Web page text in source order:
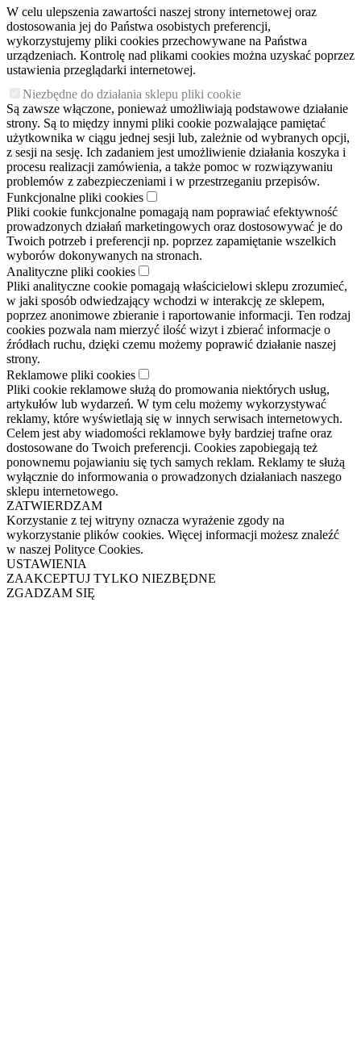
W celu ulepszenia zawartości naszej strony internetowej oraz
dostosowania jej do Państwa osobistych preferencji,
wykorzystujemy pliki cookies przechowywane na Państwa
urządzeniach. Kontrolę nad plikami cookies można uzyskać poprzez
ustawienia przeglądarki internetowej.
Niezbędne do działania sklepu pliki cookie
Są zawsze włączone, ponieważ umożliwiają podstawowe działanie
strony. Są to między innymi pliki cookie pozwalające pamiętać
użytkownika w ciągu jednej sesji lub, zależnie od wybranych opcji,
z sesji na sesję. Ich zadaniem jest umożliwienie działania koszyka i
procesu realizacji zamówienia, a także pomoc w rozwiązywaniu
problemów z zabezpieczeniami i w przestrzeganiu przepisów.
Funkcjonalne pliki cookies
Pliki cookie funkcjonalne pomagają nam poprawiać efektywność
prowadzonych działań marketingowych oraz dostosowywać je do
Twoich potrzeb i preferencji np. poprzez zapamiętanie wszelkich
wyborów dokonywanych na stronach.
Analityczne pliki cookies
Pliki analityczne cookie pomagają właścicielowi sklepu zrozumieć,
w jaki sposób odwiedzający wchodzi w interakcję ze sklepem,
poprzez anonimowe zbieranie i raportowanie informacji. Ten rodzaj
cookies pozwala nam mierzyć ilość wizyt i zbierać informacje o
źródłach ruchu, dzięki czemu możemy poprawić działanie naszej
strony.
Reklamowe pliki cookies
Pliki cookie reklamowe służą do promowania niektórych usług,
artykułów lub wydarzeń. W tym celu możemy wykorzystywać
reklamy, które wyświetlają się w innych serwisach internetowych.
Celem jest aby wiadomości reklamowe były bardziej trafne oraz
dostosowane do Twoich preferencji. Cookies zapobiegają też
ponownemu pojawianiu się tych samych reklam. Reklamy te służą
wyłącznie do informowania o prowadzonych działaniach naszego
sklepu internetowego.
ZATWIERDZAM
Korzystanie z tej witryny oznacza wyrażenie zgody na
wykorzystanie plików cookies. Więcej informacji możesz znaleźć
w naszej Polityce Cookies.
USTAWIENIA
ZAAKCEPTUJ TYLKO NIEZBĘDNE
ZGADZAM SIĘ